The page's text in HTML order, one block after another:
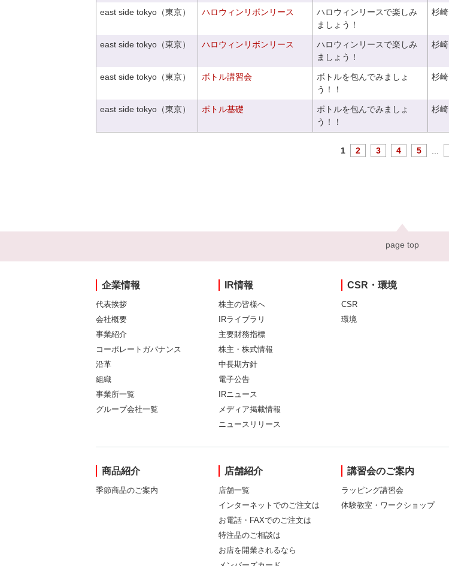
east side tokyo（東京） ハロウィンリボンリース
ハロウィンリースで楽しみ
ましょう！
杉崎
east side tokyo（東京） ハロウィンリボンリース
ハロウィンリースで楽しみ
ましょう！
杉崎
east side tokyo（東京） ボトル講習会
ボトルを包んでみましょ
う！！
杉崎
east side tokyo（東京） ボトル基礎
ボトルを包んでみましょ
う！！
杉崎
1 2 3 4 5
page top
企業情報
代表挨拶
会社概要
事業紹介
コーポレートガバナンス
沿革
組織
事業所一覧
グループ会社一覧
IR情報
株主の皆様へ
IRライブラリ
主要財務指標
株主・株式情報
中長期方針
電子公告
IRニュース
メディア掲載情報
ニュースリリース
CSR・環境
CSR
環境
商品紹介
季節商品のご案内
店舗紹介
店舗一覧
インターネットでのご注文は
お電話・FAXでのご注文は
特注品のご相談は
お店を開業されるなら
講習会のご案内
ラッピング講習会
体験教室・ワークショップ